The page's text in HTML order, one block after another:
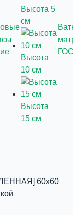
Высота 5
см
Высота
10 см
Высота
15 см
60х60